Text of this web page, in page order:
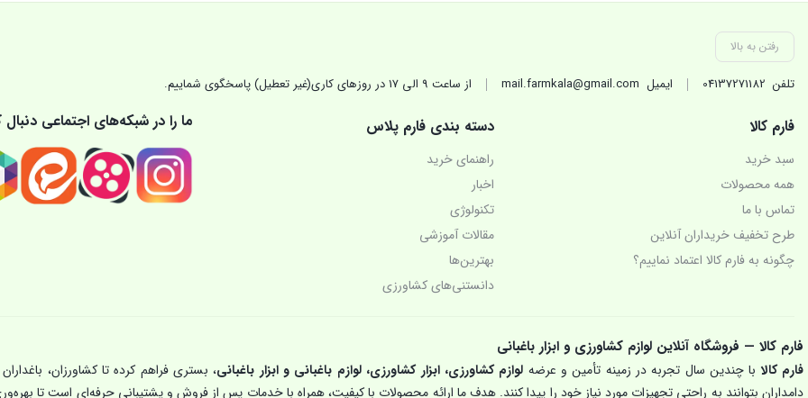
رفتن به بالا
تلفن 04137271182 ایمیل mail.farmkala@gmail.com از ساعت 9 الی 17 در روزهای کاری(غیر تعطیل) پاسخگوی شماییم.
فارم کالا
سبد خرید
همه محصولات
تماس با ما
طرح تخفیف خریداران آنلاین
چگونه به فارم کالا اعتماد نماییم؟
دسته بندی فارم پلاس
راهنمای خرید
اخبار
تکنولوژی‌
مقالات آموزشی
بهترین‌ها
دانستنی‌های کشاورزی
ما را در شبکه‌های اجتماعی دنبال
فارم کالا — فروشگاه آنلاین لوازم کشاورزی و ابزار باغبانی
فارم کالا با چندین سال تجربه در زمینه تأمین و عرضه لوازم کشاورزی، ابزار کشاورزی، لوازم باغبانی و ابزار باغبانی، بستری فراهم کرده تا کشاورزان،
دامداران بتوانند به راحتی تجهیزات مورد نیاز خود را پیدا کنند. هدف ما ارائه محصولات با کیفیت، همراه با خدمات پس از فروش و پشتیبانی حرفه‌ای است تا